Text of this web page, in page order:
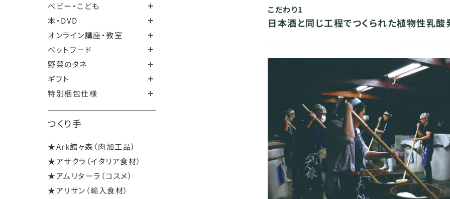
ベビー・こども
本・DVD
オンライン講座・教室
ペットフード
野菜のタネ
ギフト
特別梱包仕様
つくり手
★Ark館ヶ森（肉加工品）
★アサクラ（イタリア食材）
★アムリターラ（コスメ）
★アリサン（輸入食材）
こだわり1
日本酒と同じ工程でつくられた植物性乳